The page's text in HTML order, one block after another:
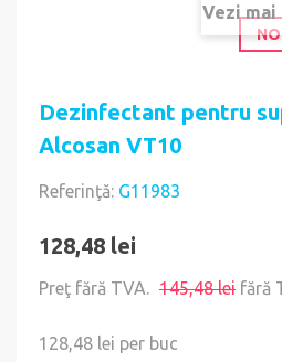
Vezi mai
Dezinfectant pentru
Alcosan VT10
Referinţă: G11983
128,48 lei
Preţ fără TVA. 145,48 lei fără
128,48 lei per buc